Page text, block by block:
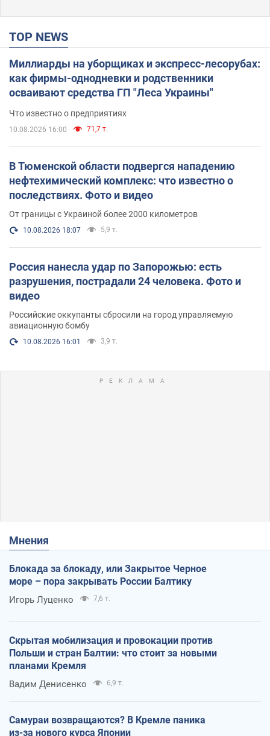
TOP NEWS
Миллиарды на уборщиках и экспресс-лесорубах:
как фирмы-однодневки и родственники
осваивают средства ГП "Леса Украины"
Что известно о предприятиях
10.08.2026 16:00 71,7 т.
В Тюменской области подвергся нападению
нефтехимический комплекс: что известно о
последствиях. Фото и видео
От границы с Украиной более 2000 километров
10.08.2026 18:07 5,9 т.
Россия нанесла удар по Запорожью: есть
разрушения, пострадали 24 человека. Фото и
видео
Российские оккупанты сбросили на город управляемую
авиационную бомбу
10.08.2026 16:01 3,9 т.
Мнения
Блокада за блокаду, или Закрытое Черное
море – пора закрывать России Балтику
Игорь Луценко 7,6 т.
Скрытая мобилизация и провокации против
Польши и стран Балтии: что стоит за новыми
планами Кремля
Вадим Денисенко 6,9 т.
Самураи возвращаются? В Кремле паника
из-за нового курса Японии